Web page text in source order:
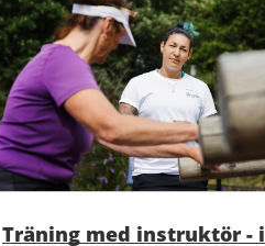
Träning med instruktör - i